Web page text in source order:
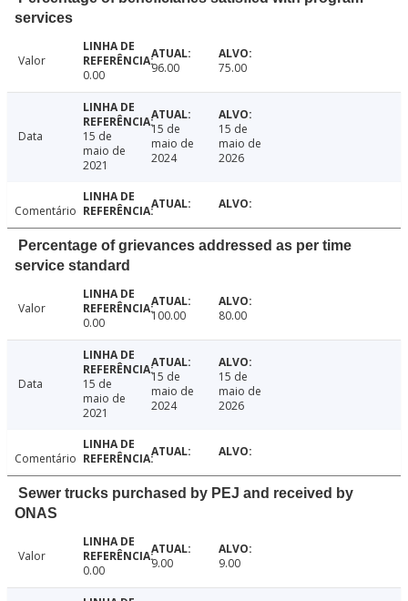
services
Valor
0.00
96.00 75.00
Data
15 de
maio de
2021
15 de
maio de
2024
15 de
maio de
2026
Comentário
Percentage of grievances addressed as per time
service standard
Valor
0.00
100.00 80.00
Data
15 de
maio de
2021
15 de
maio de
2024
15 de
maio de
2026
Comentário
Sewer trucks purchased by PEJ and received by
ONAS
Valor
0.00
9.00 9.00